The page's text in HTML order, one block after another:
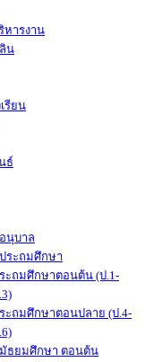
หารงาน
น
รียน
ธ์
นุบาล
ระถมศึกษา
ะถมศึกษาตอนต้น (ป.1-
ะถมศึกษาตอนปลาย (ป.4-
ธยมศึกษา ตอนต้น